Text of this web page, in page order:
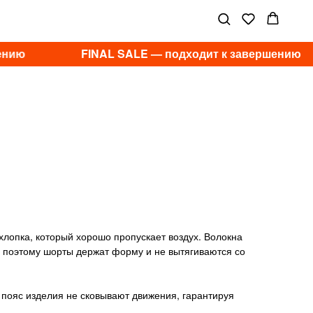
FINAL SALE — подходит к завершению
который хорошо пропускает воздух. Волокна
шорты держат форму и не вытягиваются со
изделия не сковывают движения, гарантируя